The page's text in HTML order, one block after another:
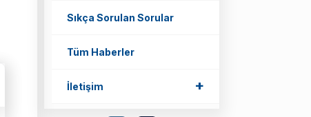
Sıkça Sorulan Sorular
Tüm Haberler
İletişim +